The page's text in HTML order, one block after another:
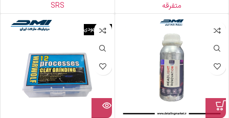
متفرقه SRS
اتمام موجودی